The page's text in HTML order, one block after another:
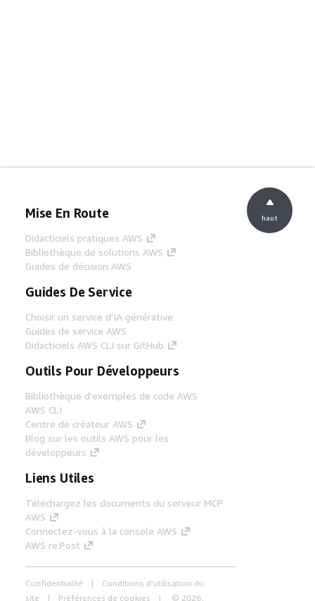
Mise En Route
Didacticiels pratiques AWS
Bibliothèque de solutions AWS
Guides de décision AWS
Guides De Service
Choisir un service d'IA générative
Guides de service AWS
Didacticiels AWS CLI sur GitHub
Outils Pour Développeurs
Bibliothèque d'exemples de code AWS
AWS CLI
Centre de créateur AWS
Blog sur les outils AWS pour les
développeurs
Liens Utiles
Téléchargez les documents du serveur MCP
AWS
Connectez-vous à la console AWS
AWS re:Post
Confidentialité
Conditions d'utilisation du
site
Préférences de cookies © 2026,
haut